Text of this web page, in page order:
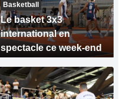
Basketball
Le basket 3x3
international en
spectacle ce week-end